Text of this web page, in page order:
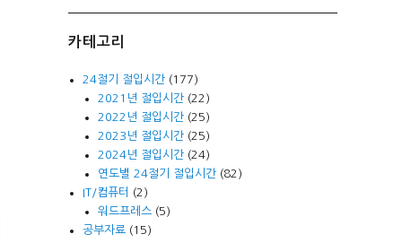
카테고리
24절기 절입시간 (177)
2021년 절입시간(22)
2022년 절입시간(25)
2023년 절입시간(25)
2024년 절입시간(24)
연도별 24절기 절입시간(82)
IT/컴퓨터
(2)
워드프레스(5)
공부자료 (15)